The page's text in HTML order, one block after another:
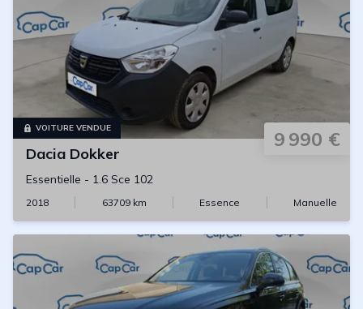
VOITURE VENDUE 9 990 €
Dacia Dokker
Essentielle - 1.6 Sce 102
2018 63709km Essence Manuelle